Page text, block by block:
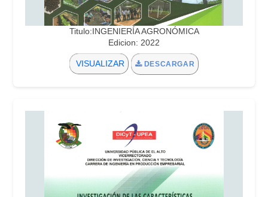
Titulo:INGENIERÍA AGRONÓMICA
Edicion: 2022
VISUALIZAR DESCARGAR